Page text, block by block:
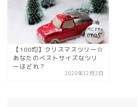
【100均】クリスマスツリー☆
あなたのベストサイズなツリ
ーはどれ？
2020年12月2日